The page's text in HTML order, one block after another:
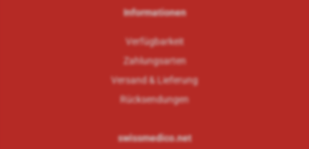
Informationen
Verfügbarkeit
Zahlungsarten
Versand & Lieferung
Rücksendungen
swissmedico.net